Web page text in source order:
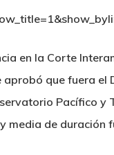
en la Corte
que fuera el
Pacífico
media de duración